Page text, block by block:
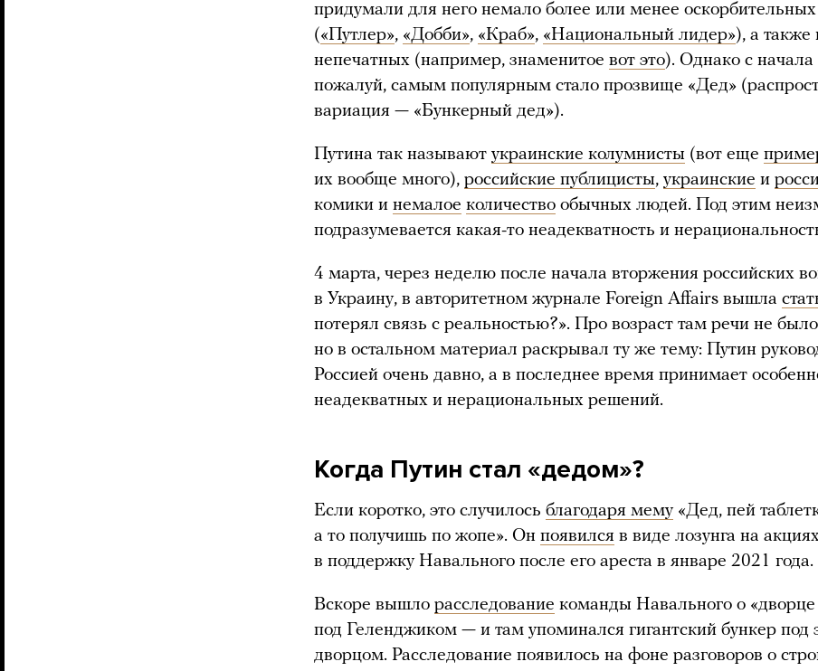
придумали для него немало более или менее
(«Путлер», «Добби», «Краб», «Национальный лидер»), а также
непечатных (например, знаменитое вот это). Однако с начала
пожалуй, самым популярным стало прозвище «Дед»
вариация — «Бункерный дед»).
Путина так называют украинские колумнисты (вот еще
их вообще много), российские публицисты, украинские и
комики и немалое количество обычных людей. Под этим
подразумевается какая-то неадекватность и
4 марта, через неделю после начала вторжения российских
в Украину, в авторитетном журнале Foreign Affairs вышла
потерял связь с реальностью?». Про возраст там речи не
но в остальном материал раскрывал ту же тему: Путин
Россией очень давно, а в последнее время принимает
неадекватных и нерациональных решений.
Когда Путин стал «дедом»?
Если коротко, это случилось благодаря мему«Дед, пей
а то получишь по жопе». Он появился в виде лозунга на
в поддержку Навального после его ареста в январе 2021 года.
Вскоре вышло расследование команды Навального о
под Геленджиком — и там упоминался гигантский бункер под
дворцом. Расследование появилось на фоне разговоров о